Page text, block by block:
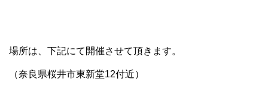
場所は、下記にて開催させて頂きます。
（奈良県桜井市東新堂12付近）